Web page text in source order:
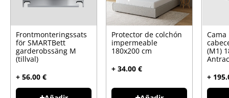
Frontmonteringssats
för SMARTBett
garderobssäng M
(tillval)
+ 56.00 €
Protector de colchón
impermeable
180x200 cm
+ 34.00 €
(M1)
+